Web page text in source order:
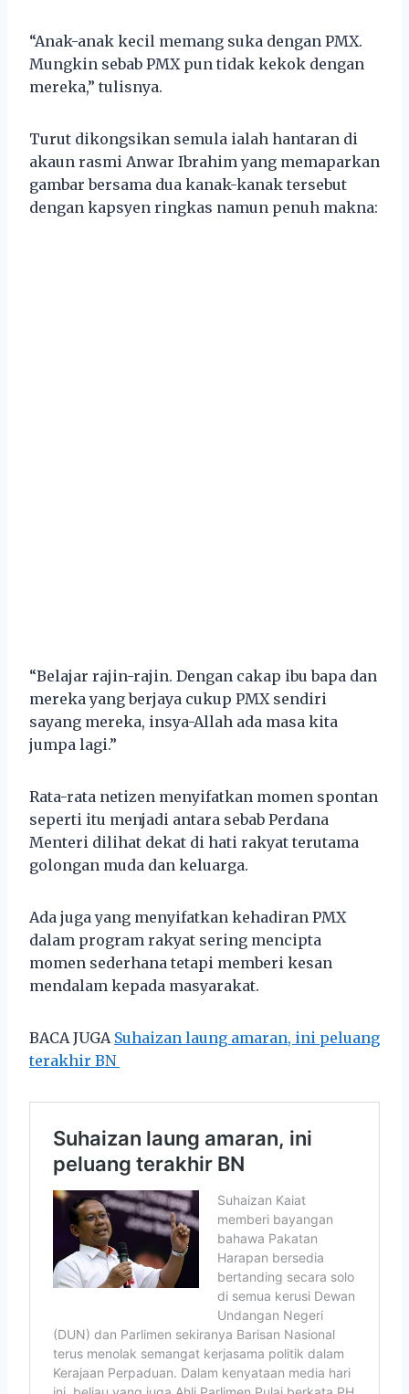
“Anak-anak kecil memang suka dengan PMX.
Mungkin sebab PMX pun tidak kekok dengan
mereka,” tulisnya.
Turut dikongsikan semula ialah hantaran di
akaun rasmi Anwar Ibrahim yang memaparkan
gambar bersama dua kanak-kanak tersebut
dengan kapsyen ringkas namun penuh makna:
“Belajar rajin-rajin. Dengan cakap ibu bapa dan
mereka yang berjaya cukup PMX sendiri
sayang mereka, insya-Allah ada masa kita
jumpa lagi.”
Rata-rata netizen menyifatkan momen spontan
seperti itu menjadi antara sebab Perdana
Menteri dilihat dekat di hati rakyat terutama
golongan muda dan keluarga.
Ada juga yang menyifatkan kehadiran PMX
dalam program rakyat sering mencipta
momen sederhana tetapi memberi kesan
mendalam kepada masyarakat.
BACA JUGA Suhaizan laung amaran, ini peluang
terakhir BN